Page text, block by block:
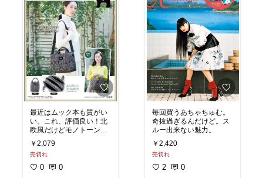
最近はムック本も質がい
い。これ、評価良い！北
欧風だけどモノトーン。
使えそう！カワイイ！
￥2,079
売切れ
0 0
毎回買うあちゃちゅむ。
奇抜過ぎるんだけど。ス
ルー出来ない魅力。
￥2,420
売切れ
2 0